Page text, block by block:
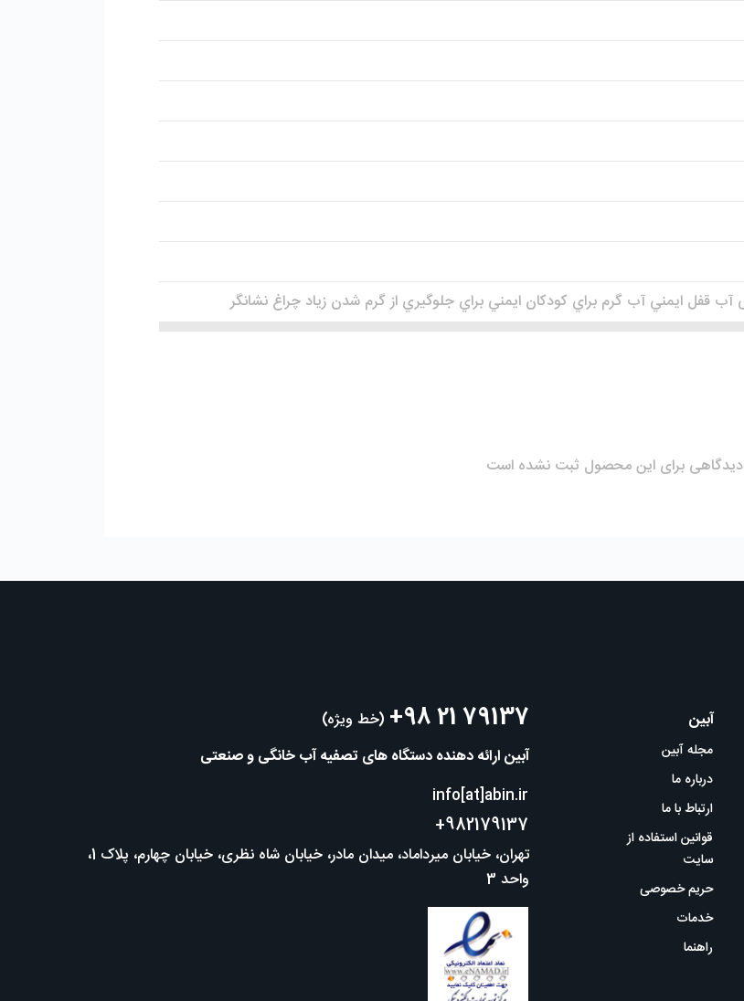
دیدگاهی برای این محصول ثبت نشده است
آبین
مجله آبین
درباره ما
ارتباط با ما
قوانین استفاده از
سایت
حریم خصوصی
خدمات
راهنما
+98 21 79137 (خط ویژه)
آبین ارائه دهنده دستگاه های تصفیه آب خانگی و صنعتی
info[at]abin.ir
+982179137
تهران، خیابان میرداماد، میدان مادر، خیابان شاه نظری، خیابان چهارم، پلاک 1،
واحد 3